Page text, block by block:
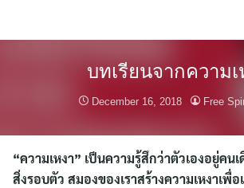
บทเรียนจากความเ
December 16, 2018 Free
“ความเหงา” เป็นความรู้สึกว่าตัวเองอยู่ค
สิ่งรอบตัว สมองของเราสร้างความเหงาเ